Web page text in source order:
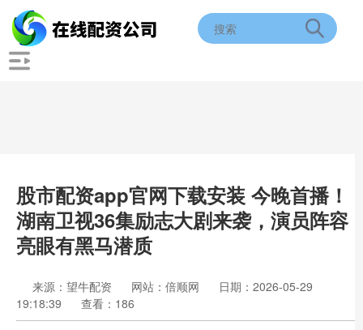
股市配资app官网下载安装 今晚首播！
湖南卫视36集励志大剧来袭，演员阵容
亮眼有黑马潜质
来源：望牛配资 网站：倍顺网
日期：2026-05-29
19:18:39
查看：186